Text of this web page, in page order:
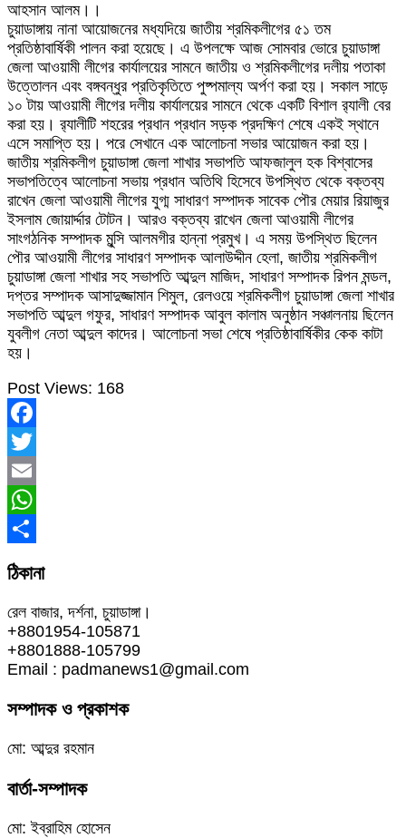
আহসান আলম।।
চুয়াডাঙ্গায় নানা আয়োজনের মধ্যদিয়ে জাতীয় শ্রমিকলীগের ৫১ তম
প্রতিষ্ঠাবার্ষিকী পালন করা হয়েছে। এ উপলক্ষে আজ সোমবার ভোরে চুয়াডাঙ্গা
জেলা আওয়ামী লীগের কার্যালয়ের সামনে জাতীয় ও শ্রমিকলীগের দলীয় পতাকা
উত্তোলন এবং বঙ্গবন্ধুর প্রতিকৃতিতে পুষ্পমাল্য অর্পণ করা হয়। সকাল সাড়ে
১০ টায় আওয়ামী লীগের দলীয় কার্যালয়ের সামনে থেকে একটি বিশাল র‍্যালী বের
করা হয়। র‍্যালীটি শহরের প্রধান প্রধান সড়ক প্রদক্ষিণ শেষে একই স্থানে
এসে সমাপ্তি হয়। পরে সেখানে এক আলোচনা সভার আয়োজন করা হয়।
জাতীয় শ্রমিকলীগ চুয়াডাঙ্গা জেলা শাখার সভাপতি আফজালুল হক বিশ্বাসের
সভাপতিত্বে আলোচনা সভায় প্রধান অতিথি হিসেবে উপস্থিত থেকে বক্তব্য
রাখেন জেলা আওয়ামী লীগের যুগ্ম সাধারণ সম্পাদক সাবেক পৌর মেয়ার রিয়াজুর
ইসলাম জোয়ার্দ্দার টোটন। আরও বক্তব্য রাখেন জেলা আওয়ামী লীগের
সাংগঠনিক সম্পাদক মুন্সি আলমগীর হান্না প্রমুখ। এ সময় উপস্থিত ছিলেন
পৌর আওয়ামী লীগের সাধারণ সম্পাদক আলাউদ্দীন হেলা, জাতীয় শ্রমিকলীগ
চুয়াডাঙ্গা জেলা শাখার সহ সভাপতি আব্দুল মাজিদ, সাধারণ সম্পাদক রিপন মন্ডল,
দপ্তর সম্পাদক আসাদুজ্জামান শিমুল, রেলওয়ে শ্রমিকলীগ চুয়াডাঙ্গা জেলা শাখার
সভাপতি আব্দুল গফুর, সাধারণ সম্পাদক আবুল কালাম অনুষ্ঠান সঞ্চালনায় ছিলেন
যুবলীগ নেতা আব্দুল কাদের। আলোচনা সভা শেষে প্রতিষ্ঠাবার্ষিকীর কেক কাটা
হয়।
Post Views: 168
Facebook
Twitter
Email
WhatsApp
Share
ঠিকানা
রেল বাজার, দর্শনা, চুয়াডাঙ্গা।
+8801954-105871
+8801888-105799
Email : padmanews1@gmail.com
সম্পাদক ও প্রকাশক
মো: আব্দুর রহমান
বার্তা-সম্পাদক
মো: ইব্রাহিম হোসেন